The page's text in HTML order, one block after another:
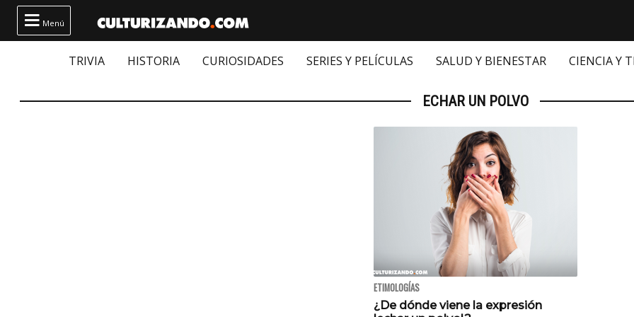
 Menú
TRIVIA HISTORIA CURIOSIDADES SERIES Y PELÍCULAS SALUD Y BIENESTAR CIENCIA Y
ECHAR UN POLVO
ETIMOLOGÍAS
¿De dónde viene la expresión